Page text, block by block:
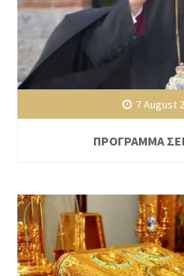
7 August
ΠΡΟΓΡΑΜΜΑ